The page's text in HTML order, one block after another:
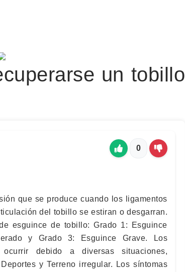
un tobillo
0
que se produce cuando los ligamentos
del tobillo se estiran o desgarran.
esguince de tobillo: Grado 1: Esguince
y Grado 3: Esguince Grave. Los
debido a diversas situaciones,
y Terreno irregular. Los síntomas